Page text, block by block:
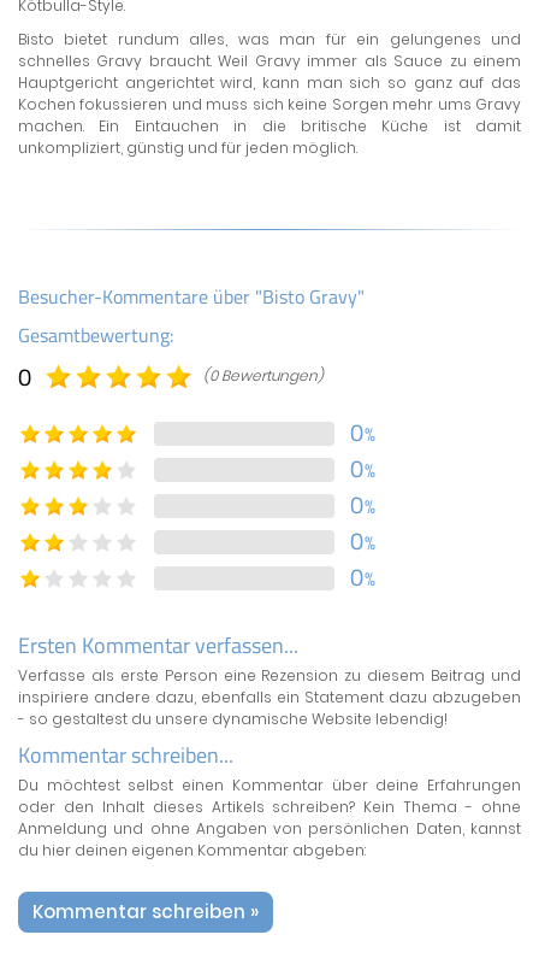
Kötbulla-Style.
Bisto bietet rundum alles, was man für ein gelungenes und
schnelles Gravy braucht. Weil Gravy immer als Sauce zu einem
Hauptgericht angerichtet wird, kann man sich so ganz auf das
Kochen fokussieren und muss sich keine Sorgen mehr ums Gravy
machen. Ein Eintauchen in die britische Küche ist damit
unkompliziert, günstig und für jeden möglich.
Besucher-Kommentare über "Bisto Gravy"
Gesamtbewertung:
0 (0 Bewertungen)
0%
0%
0%
0%
0%
Ersten Kommentar verfassen...
Verfasse als erste Person eine Rezension zu diesem Beitrag und
inspiriere andere dazu, ebenfalls ein Statement dazu abzugeben
- so gestaltest du unsere dynamische Website lebendig!
Kommentar schreiben...
Du möchtest selbst einen Kommentar über deine Erfahrungen
oder den Inhalt dieses Artikels schreiben? Kein Thema - ohne
Anmeldung und ohne Angaben von persönlichen Daten, kannst
du hier deinen eigenen Kommentar abgeben:
Kommentar schreiben »